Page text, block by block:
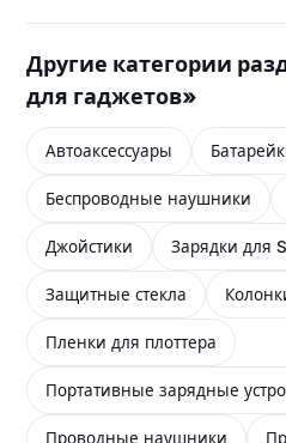
Другие категории
для гаджетов»
Автоаксессуары
Беспроводные наушники
Джойстики Зарядки для
Защитные стекла
Пленки для плоттера
Портативные зарядные
Проводные наушники